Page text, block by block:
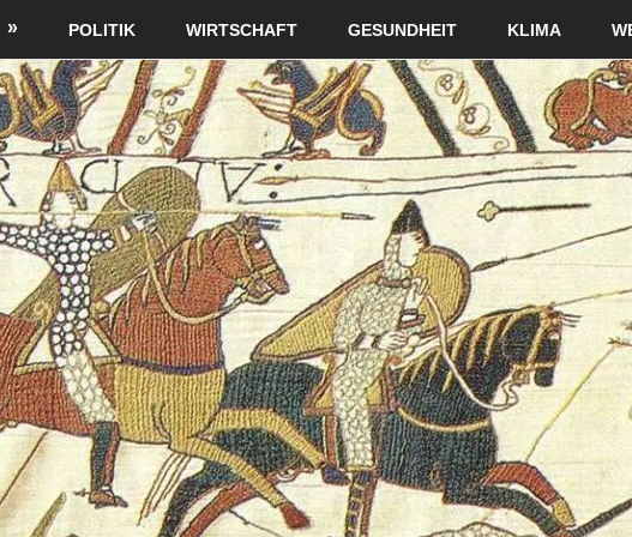
POLITIK WIRTSCHAFT GESUNDHEIT KLIMA